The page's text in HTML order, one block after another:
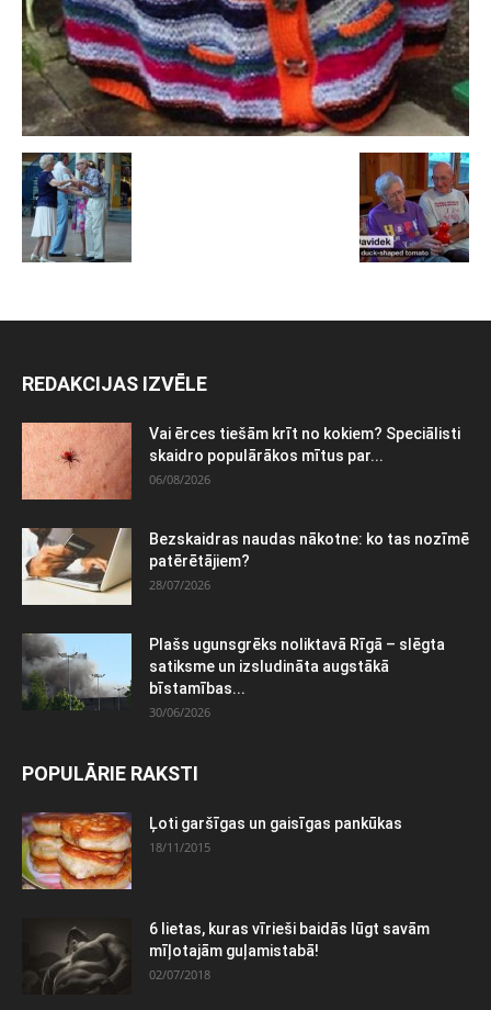
REDAKCIJAS IZVĒLE
Vai ērces tiešām krīt no kokiem? Speciālisti
skaidro populārākos mītus par...
06/08/2026
Bezskaidras naudas nākotne: ko tas nozīmē
patērētājiem?
28/07/2026
Plašs ugunsgrēks noliktavā Rīgā – slēgta
satiksme un izsludināta augstākā
bīstamības...
30/06/2026
POPULĀRIE RAKSTI
Ļoti garšīgas un gaisīgas pankūkas
18/11/2015
6 lietas, kuras vīrieši baidās lūgt savām
mīļotajām guļamistabā!
02/07/2018